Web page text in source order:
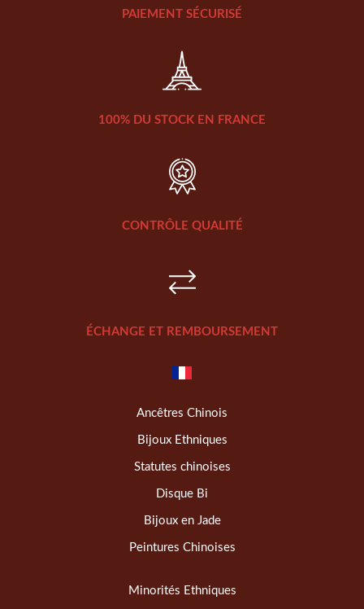
PAIEMENT SÉCURISÉ
100% DU STOCK EN FRANCE
CONTRÔLE QUALITÉ
ÉCHANGE ET REMBOURSEMENT
Ancêtres Chinois
Bijoux Ethniques
Statutes chinoises
Disque Bi
Bijoux en Jade
Peintures Chinoises
Minorités Ethniques